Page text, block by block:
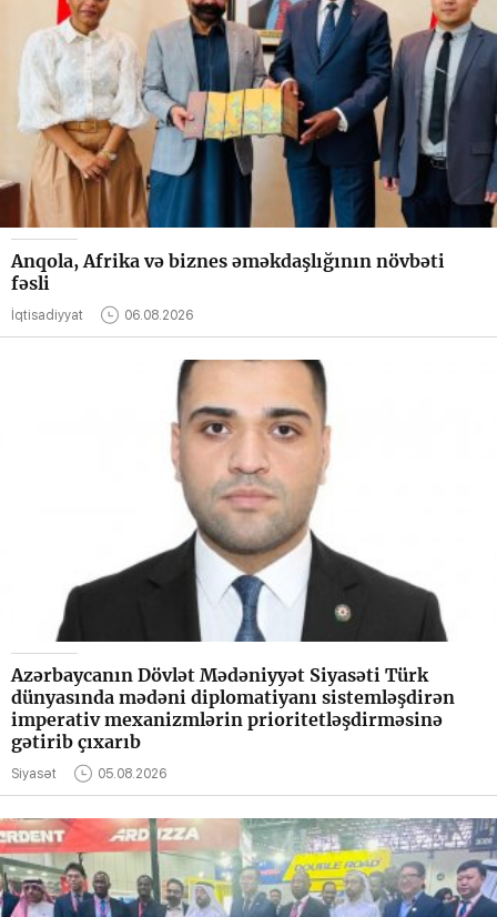
Anqola, Afrika və biznes əməkdaşlığının növbəti
fəsli
İqtisadiyyat 06.08.2026
Azərbaycanın Dövlət Mədəniyyət Siyasəti Türk
dünyasında mədəni diplomatiyanı sistemləşdirən
imperativ mexanizmlərin prioritetləşdirməsinə
gətirib çıxarıb
Siyasət 05.08.2026